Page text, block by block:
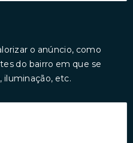
o anúncio, como
do bairro em que se
iluminação, etc.